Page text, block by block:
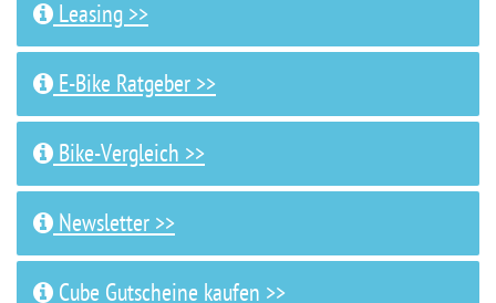
Leasing >>
E-Bike Ratgeber >>
Bike-Vergleich >>
Newsletter >>
Cube Gutscheine kaufen >>